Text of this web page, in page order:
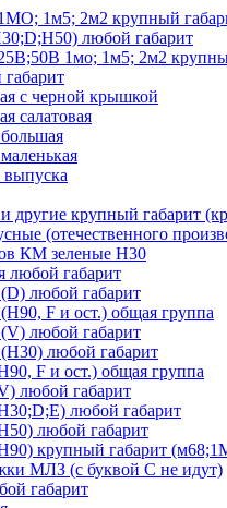
1м5; 2м2 крупный
любой габарит
1мо; 1м5; 2м2
с черной крышкой
салатовая
другие крупный габарит
(отечественного
КМ зеленые Н30
любой габарит
любой габарит
F и ост.) общая группа
любой габарит
любой габарит
F и ост.) общая группа
любой габарит
любой габарит
любой габарит
крупный габарит
МЛЗ (с буквой С не идут)
габарит